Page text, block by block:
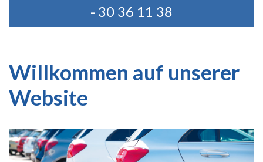
- 30 36 11 38
Willkommen auf unserer
Website